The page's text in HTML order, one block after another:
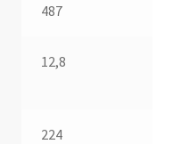
487
12,8
224